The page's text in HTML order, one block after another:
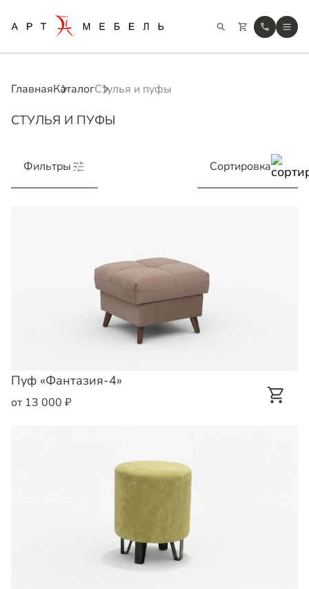
ГлавнаяКаталогСтулья и пуфы
СТУЛЬЯ И ПУФЫ
Фильтры Сортировка
Пуф «Фантазия-4»
от 13 000 ₽